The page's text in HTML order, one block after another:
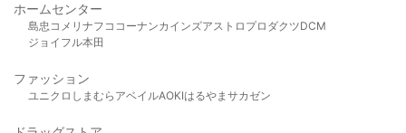
ホームセンター
島忠 コメリ ナフコ コーナンカインズアストロプロダクツDCM
ジョイフル本田
ファッション
ユニクロ しまむら アベイルAOKIはるやま サカゼン